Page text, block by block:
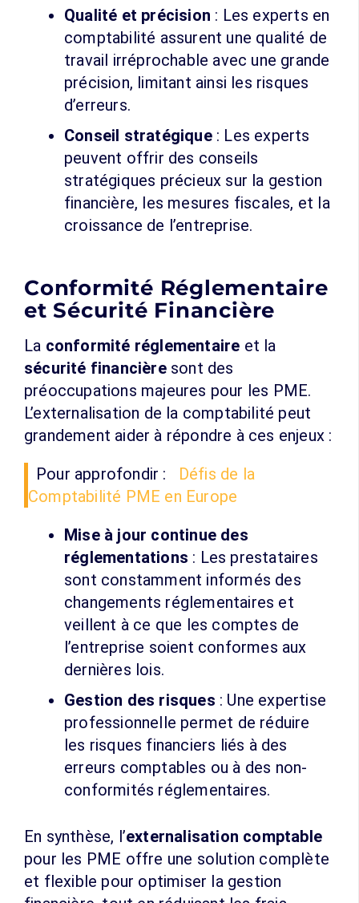
Qualité et précision : Les experts en
comptabilité assurent une qualité de
travail irréprochable avec une grande
précision, limitant ainsi les risques
d’erreurs.
Conseil stratégique: Les experts
peuvent offrir des conseils
stratégiques précieux sur la gestion
financière, les mesures fiscales, et la
croissance de l’entreprise.
Conformité Réglementaire
et Sécurité Financière
La conformité réglementaire et la
sécurité financièresont des
préoccupations majeures pour les PME.
L’externalisation de la comptabilité peut
grandement aider à répondre à ces enjeux :
Pour approfondir :
Défis de la
Comptabilité PME en Europe
Mise à jour continue des
réglementations : Les prestataires
sont constamment informés des
changements réglementaires et
veillent à ce que les comptes de
l’entreprise soient conformes aux
dernières lois.
Gestion des risques : Une expertise
professionnelle permet de réduire
les risques financiers liés à des
erreurs comptables ou à des non-
conformités réglementaires.
En synthèse, l’externalisation comptable
pour les PME offre une solution complète
et flexible pour optimiser la gestion